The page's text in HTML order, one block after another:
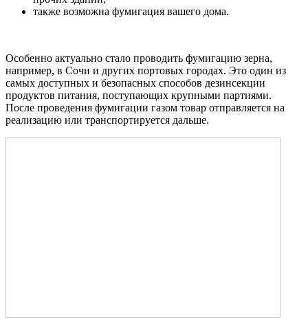
также возможна фумигация вашего дома.
Особенно актуально стало проводить фумигацию зерна,
например, в Сочи и других портовых городах. Это один из
самых доступных и безопасных способов дезинсекции
продуктов питания, поступающих крупными партиями.
После проведения фумигации газом товар отправляется на
реализацию или транспортируется дальше.